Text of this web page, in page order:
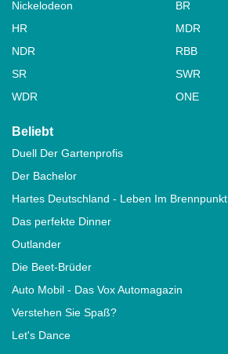
Nickelodeon
BR
HR
MDR
NDR
RBB
SR
SWR
WDR
ONE
Beliebt
Duell Der Gartenprofis
Der Bachelor
Hartes Deutschland - Leben Im Brennpunkt
Das perfekte Dinner
Outlander
Die Beet-Brüder
Auto Mobil - Das Vox Automagazin
Verstehen Sie Spaß?
Let's Dance